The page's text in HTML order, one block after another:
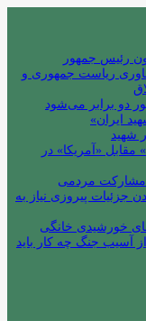
رئیس جمهور
ریاست جمهوری و
دو برابر می‌شود
ایران»
شهید
مقابل «آمریکا» در
و مشارکت مردمی
جزئیات پیروزی نیاز به
خورشیدی خانگی
آسیب جنگ چه کار باید